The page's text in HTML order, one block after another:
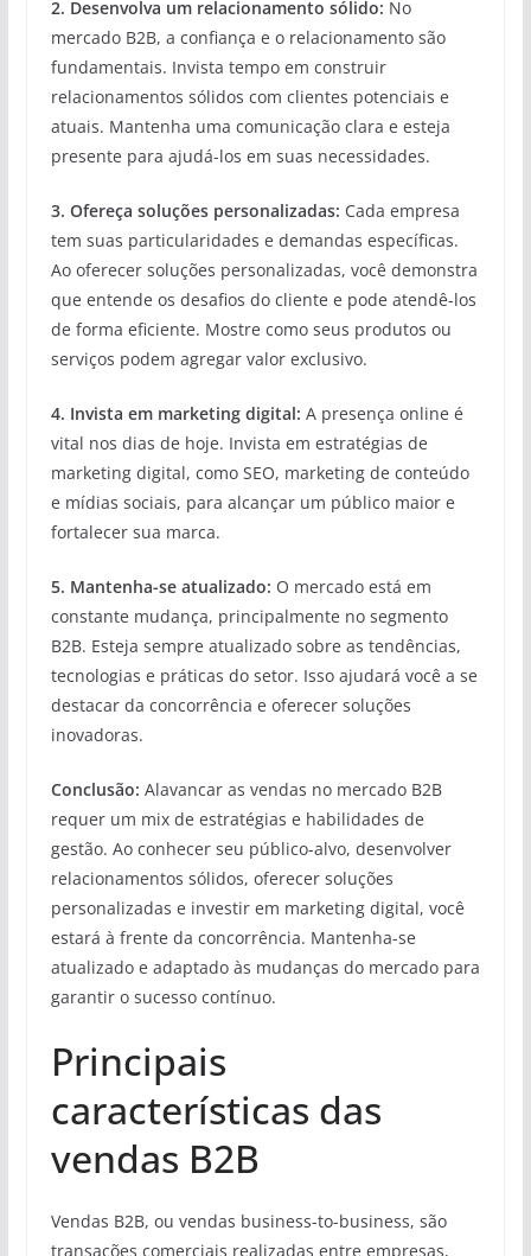
2. Desenvolva um relacionamento sólido: No
mercado B2B, a confiança e o relacionamento são
fundamentais. Invista tempo em construir
relacionamentos sólidos com clientes potenciais e
atuais. Mantenha uma comunicação clara e esteja
presente para ajudá-los em suas necessidades.
3. Ofereça soluções personalizadas: Cada empresa
tem suas particularidades e demandas específicas.
Ao oferecer soluções personalizadas, você demonstra
que entende os desafios do cliente e pode atendê-los
de forma eficiente. Mostre como seus produtos ou
serviços podem agregar valor exclusivo.
4. Invista em marketing digital: A presença online é
vital nos dias de hoje. Invista em estratégias de
marketing digital, como SEO, marketing de conteúdo
e mídias sociais, para alcançar um público maior e
fortalecer sua marca.
5. Mantenha-se atualizado: O mercado está em
constante mudança, principalmente no segmento
B2B. Esteja sempre atualizado sobre as tendências,
tecnologias e práticas do setor. Isso ajudará você a se
destacar da concorrência e oferecer soluções
inovadoras.
Conclusão: Alavancar as vendas no mercado B2B
requer um mix de estratégias e habilidades de
gestão. Ao conhecer seu público-alvo, desenvolver
relacionamentos sólidos, oferecer soluções
personalizadas e investir em marketing digital, você
estará à frente da concorrência. Mantenha-se
atualizado e adaptado às mudanças do mercado para
garantir o sucesso contínuo.
Principais
características das
vendas B2B
Vendas B2B, ou vendas business-to-business, são
transações comerciais realizadas entre empresas,